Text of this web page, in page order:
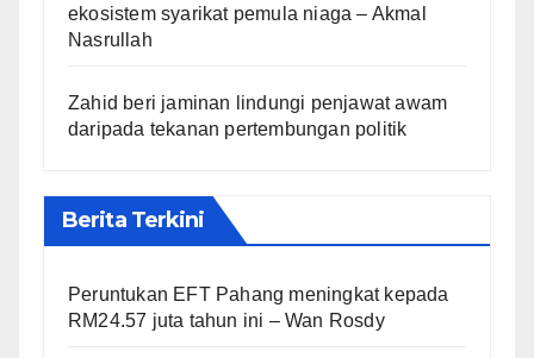
ekosistem syarikat pemula niaga – Akmal
Nasrullah
Zahid beri jaminan lindungi penjawat awam
daripada tekanan pertembungan politik
Berita Terkini
Peruntukan EFT Pahang meningkat kepada
RM24.57 juta tahun ini – Wan Rosdy